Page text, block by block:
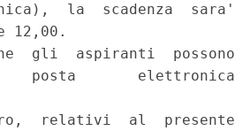
la  scadenza  sara'
12,00.
gli  aspiranti  possono
posta       elettronica
relativi  al  presente